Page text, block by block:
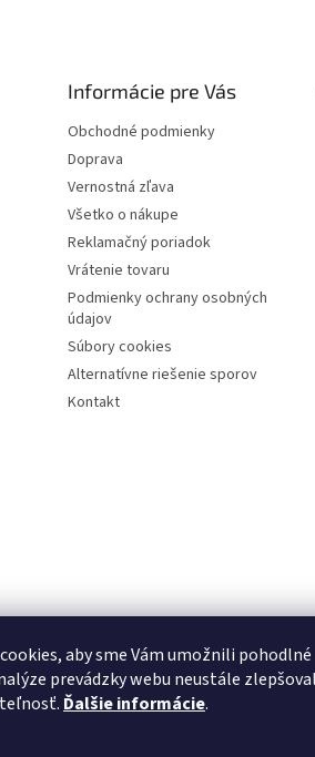
aby sme Vám umožnili pohodlné
prevádzky webu neustále
Ďalšie informácie.
Informácie pre Vás
Obchodné podmienky
Doprava
Vernostná zľava
Všetko o nákupe
Reklamačný poriadok
Vrátenie tovaru
Podmienky ochrany osobných
údajov
Súbory cookies
Alternatívne riešenie sporov
Kontakt